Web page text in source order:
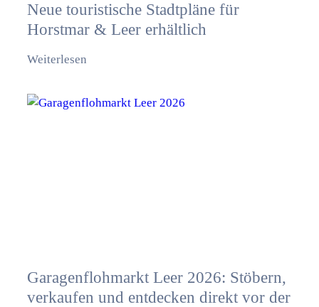
Neue touristische Stadtpläne für
Horstmar & Leer erhältlich
Weiterlesen
Garagenflohmarkt Leer 2026: Stöbern,
verkaufen und entdecken direkt vor der